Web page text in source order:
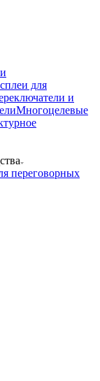
для
и
Многоцелевые
переговорных